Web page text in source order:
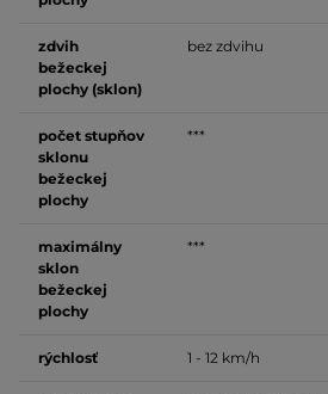
zdvih
bežeckej
plochy (sklon)
bez zdvihu
počet stupňov
sklonu
bežeckej
plochy
***
maximálny
sklon
bežeckej
plochy
***
rýchlosť 1 - 12 km/h